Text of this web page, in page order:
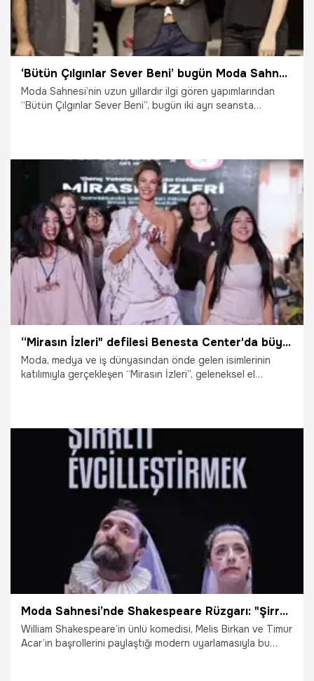
‘Bütün Çılgınlar Sever Beni’ bugün Moda Sahnesi’nde
Moda Sahnesi’nin uzun yıllardır ilgi gören yapımlarından
“Bütün Çılgınlar Sever Beni”, bugün iki ayrı seansta
26.07.2026 Magazin
“Mirasın İzleri" defilesi Benesta Center'da büyük ilgi gördü
Moda, medya ve iş dünyasından önde gelen isimlerinin
katılımıyla gerçekleşen “Mirasın İzleri”, geleneksel el
desteklemekten gurur duyduğunu açıkladı.
Advertorial
Moda Sahnesi’nde Shakespeare Rüzgarı: "Şirreti Evcilleştirmek" bu akşam Kadıköy’de sahnede
William Shakespeare’in ünlü komedisi, Melis Birkan ve Timur
Acar’ın başrollerini paylaştığı modern uyarlamasıyla bu